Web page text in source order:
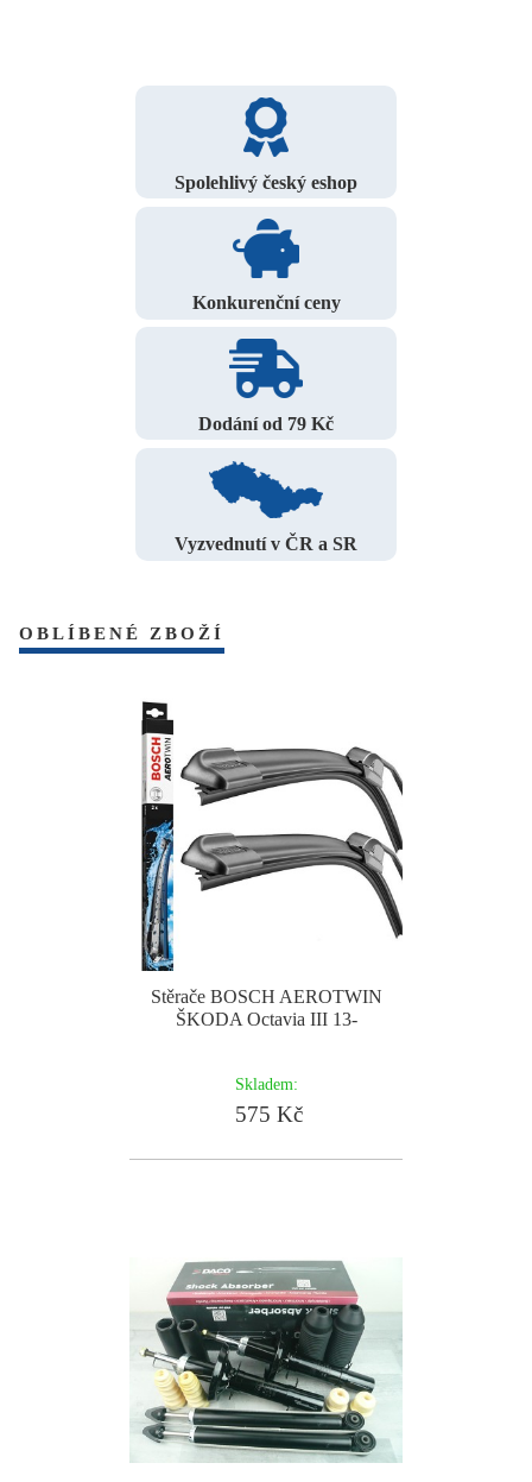
Spolehlivý český eshop
Konkurenční ceny
Dodání od 79 Kč
Vyzvednutí v ČR a SR
OBLÍBENÉ ZBOŽÍ
Stěrače BOSCH AEROTWIN
ŠKODA Octavia III 13-
Skladem:
575 Kč